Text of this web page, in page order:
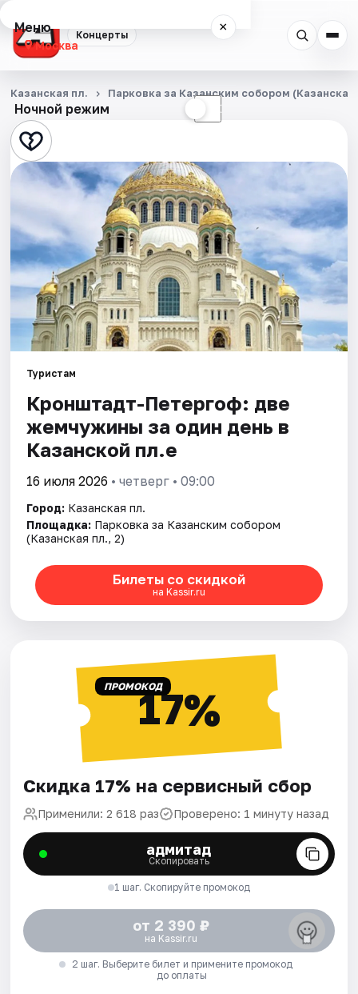
Концерты
Меню ×
Москва
Концерты
Города
Площадки
Артисты
Рейтинги
Ночной режим ☾
Казанская пл. Парковка за Казанским собором (Казанская
Туристам
​​​​​​​Кронштадт-Петергоф: две
жемчужины за один день в
Казанской пл.е
16 июля 2026 • четверг • 09:00
Город: Казанская пл.
Площадка: Парковка за Казанским собором
(Казанская пл., 2)
Билеты со скидкой
на Kassir.ru
ПРОМОКОД17%
Скидка 17% на сервисный сбор
Применили: 2 618 раз Проверено: 1 минуту назад
адмитад
Скопировать
1 шаг. Скопируйте промокод
от 2 390 ₽
на Kassir.ru
2 шаг. Выберите билет и примените промокод
до оплаты